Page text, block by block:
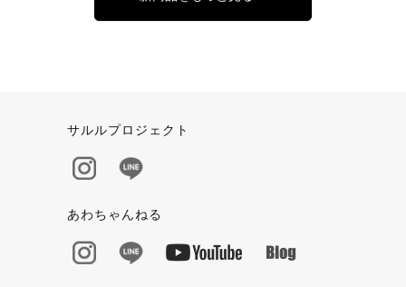
サルルプロジェクト
あわちゃんねる